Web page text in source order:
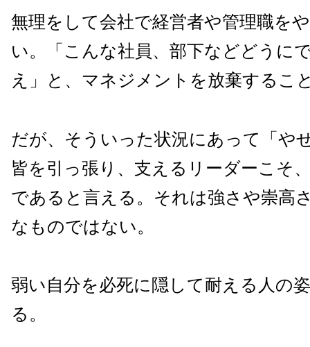
無理をして会社で経営者や管理職を
い。「こんな社員、部下などどうに
え」と、マネジメントを放棄するこ
だが、そういった状況にあって「や
皆を引っ張り、支えるリーダーこそ
であると言える。それは強さや崇高
なものではない。
弱い自分を必死に隠して耐える人の
る。